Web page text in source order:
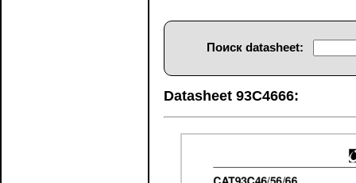
Поиск datasheet:
Datasheet 93C4666: